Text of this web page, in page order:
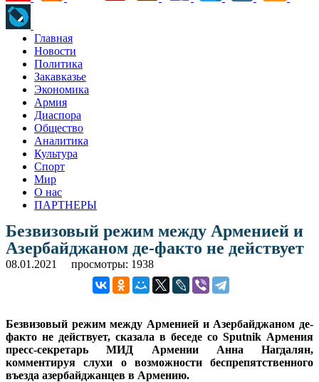
Главная
Новости
Политика
Закавказье
Экономика
Армия
Диаспора
Общество
Аналитика
Культура
Спорт
Мир
О нас
ПАРТНЕРЫ
Безвизовый режим между Арменией и
Азербайджаном де-факто не действует
08.01.2021 просмотры: 1938
Безвизовый режим между Арменией и Азербайджаном де-
факто не действует, сказала в беседе со Sputnik Армения
пресс-секретарь МИД Армении Анна Нагдалян,
комментируя слухи о возможности беспрепятственного
въезда азербайджанцев в Армению.